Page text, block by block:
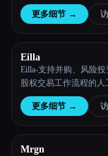
更多细节 →
Eilla
Eilla-支持并购、风险投
股权交易工作流程的人
台。
更多细节 →
Mrgn